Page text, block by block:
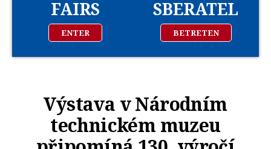
FAIRS
ENTER
SBERATEL
BETRETEN
Výstava v Národním
technickém muzeu